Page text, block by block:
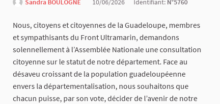
Sandra BOULOGNE 10/06/2026 Identifiant: N°5760
Nous, citoyens et citoyennes de la Guadeloupe, membres
et sympathisants du Front Ultramarin, demandons
solennellement à l’Assemblée Nationale une consultation
citoyenne sur le statut de notre département. Face au
désaveu croissant de la population guadeloupéenne
envers la départementalisation, nous souhaitons que
chacun puisse, par son vote, décider de l’avenir de notre